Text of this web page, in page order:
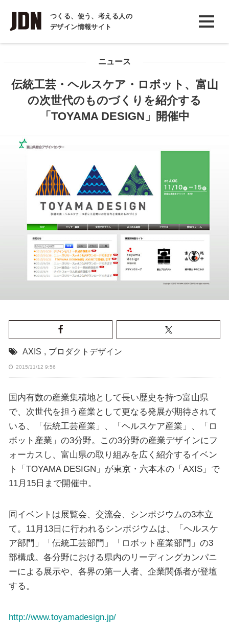
つくる、使う、考える人の
デザイン情報サイト
INTERVIEW
インタビュー
COLUMN
コラム
ニュース
伝統工芸・ヘルスケア・ロボット、富山
の次世代のものづくりを紹介する
「TOYAMA DESIGN」開催中
AXIS , プロダクトデザイン
2015/11/12 9:56
国内有数の産業集積地として長い歴史を持つ富山県
で、次世代を担う産業として更なる発展が期待されて
いる、「伝統工芸産業」、「ヘルスケア産業」、「ロ
ボット産業」の3分野。この3分野の産業デザインにフ
ォーカスし、富山県の取り組みを広く紹介するイベン
ト「TOYAMA DESIGN」が東京・六本木の「AXIS」で
11月15日まで開催中。
同イベントは展覧会、交流会、シンポジウムの3本立
て。11月13日に行われるシンポジウムは、「ヘルスケ
ア部門」「伝統工芸部門」「ロボット産業部門」の3
部構成。各分野における県内のリーディングカンパニ
ーによる展示や、各界の第一人者、企業関係者が登壇
する。
http://www.toyamadesign.jp/